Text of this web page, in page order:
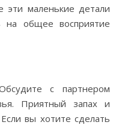
эти маленькие детали
на общее восприятие
с партнером
Приятный запах и
вы хотите сделать